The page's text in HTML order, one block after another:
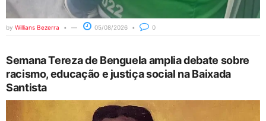
by Willians Bezerra 05/08/2026 0
Semana Tereza de Benguela amplia debate sobre
racismo, educação e justiça social na Baixada
Santista